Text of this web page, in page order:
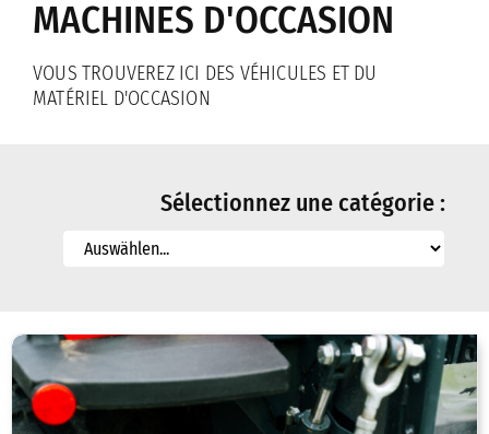
Broyeur
Élevage d’animaux
Distribution
Distribution pour la Suisse
Distribution pour France
Distribution pour l’Autriche
MACHINES D'OCCASION
VOUS TROUVEREZ ICI DES VÉHICULES ET DU
MATÉRIEL D'OCCASION
Sélectionnez une catégorie :